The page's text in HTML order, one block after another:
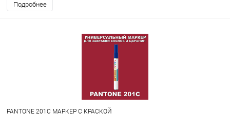
Подробнее
PANTONE 201C МАРКЕР С КРАСКОЙ